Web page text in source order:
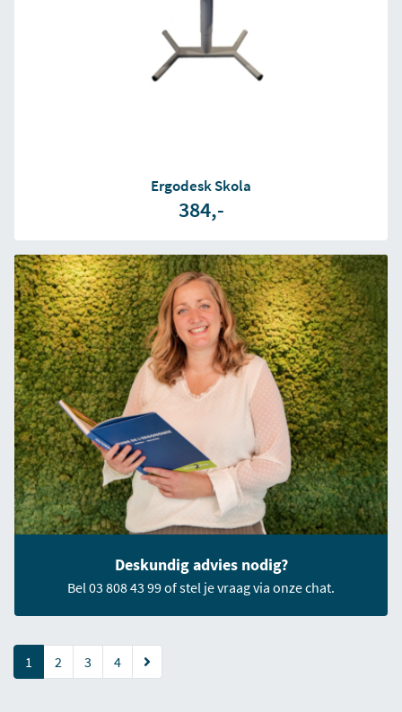
Ergodesk Skola
384,-
Deskundig advies nodig?
Bel 03 808 43 99 of stel je vraag via onze chat.
1 (current)
2 3 4